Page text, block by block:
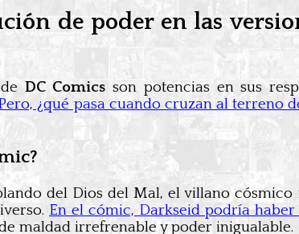
de poder en las
deDC Comics son potencias en sus
¿qué pasa cuando cruzan al terreno
del Dios del Mal, el villano
En el cómic, Darkseid podría
maldad irrefrenable y poder inigualable.